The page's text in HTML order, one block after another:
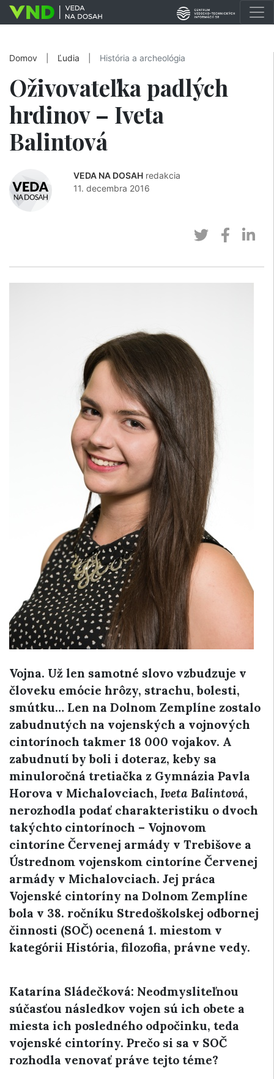
Domov Ľudia História a archeológia
Oživovateľka padlých
hrdinov – Iveta
Balintová
VEDA NA DOSAH redakcia
11. decembra 2016
Vojna. Už len samotné slovo vzbudzuje v
človeku emócie hrôzy, strachu, bolesti,
smútku… Len na Dolnom Zemplíne zostalo
zabudnutých na vojenských a vojnových
cintorínoch takmer 18 000 vojakov. A
zabudnutí by boli i doteraz, keby sa
minuloročná tretiačka z Gymnázia Pavla
Horova v Michalovciach, Iveta Balintová,
nerozhodla podať charakteristiku o dvoch
takýchto cintorínoch – Vojnovom
cintoríne Červenej armády v Trebišove a
Ústrednom vojenskom cintoríne Červenej
armády v Michalovciach. Jej práca
Vojenské cintoríny na Dolnom Zemplíne
bola v 38. ročníku Stredoškolskej odbornej
činnosti (SOČ) ocenená 1. miestom v
kategórii História, filozofia, právne vedy.
Katarína Sládečková: Neodmysliteľnou
súčasťou následkov vojen sú ich obete a
miesta ich posledného odpočinku, teda
vojenské cintoríny. Prečo si sa v SOČ
rozhodla venovať práve tejto téme?